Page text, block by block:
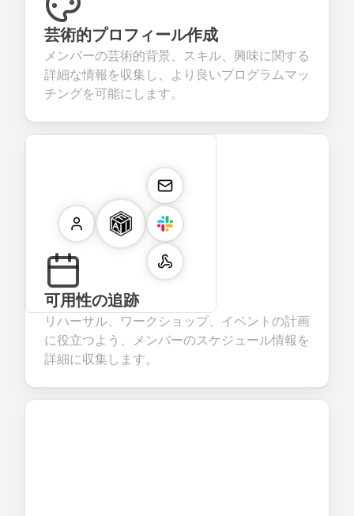
芸術的プロフィール作成
メンバーの芸術的背景、スキル、興味に関する
詳細な情報を収集し、より良いプログラムマッ
チングを可能にします。
可用性の追跡
リハーサル、ワークショップ、イベントの計画
に役立つよう、メンバーのスケジュール情報を
詳細に収集します。